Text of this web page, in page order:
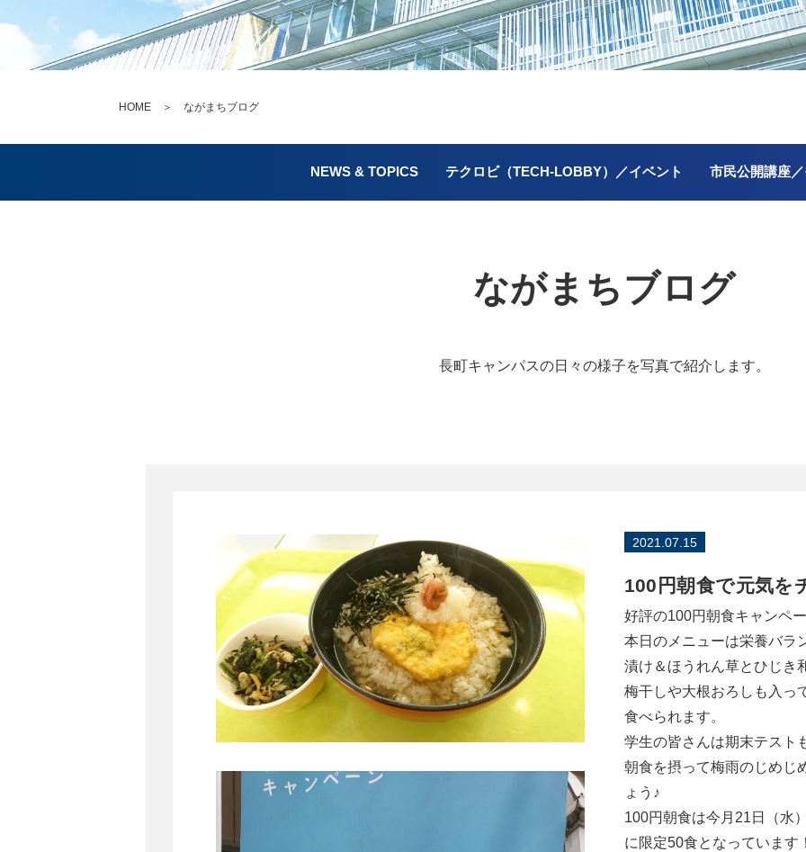
HOME ＞ ながまちブログ
NEWS & TOPICS テクロビ（TECH-LOBBY）／イベント 市民公開講座
ながまちブログ
長町キャンパスの日々の様子を写真で紹介します。
2021.07.15
100円朝食で元気を
好評の100円朝食キャンペー
本日のメニューは栄養バラ
漬け＆ほうれん草とひじき
梅干しや大根おろしも入っ
食べられます。
学生の皆さんは期末テスト
朝食を摂って梅雨のじめじ
ょう♪
100円朝食は今月21日（水
に限定50食となっています！